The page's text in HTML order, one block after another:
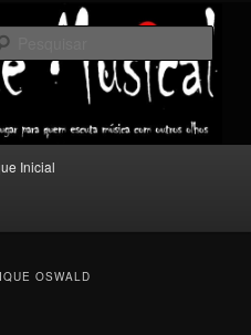
outros olhos.
Inicial
OSWALD